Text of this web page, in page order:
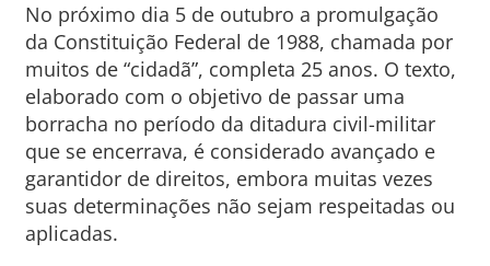
No próximo dia 5 de outubro a promulgação
da Constituição Federal de 1988, chamada por
muitos de “cidadã”, completa 25 anos. O texto,
elaborado com o objetivo de passar uma
borracha no período da ditadura civil-militar
que se encerrava, é considerado avançado e
garantidor de direitos, embora muitas vezes
suas determinações não sejam respeitadas ou
aplicadas.